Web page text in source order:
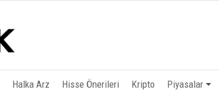
Halka Arz Hisse Önerileri Kripto Piyasalar